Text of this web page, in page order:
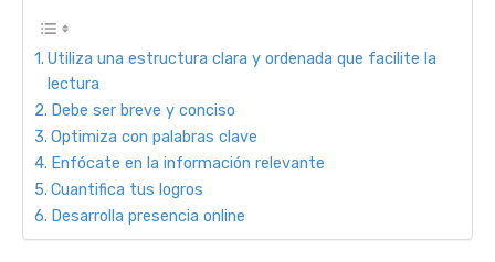
Utiliza una estructura clara y ordenada que facilite la
lectura
Debe ser breve y conciso
Optimiza con palabras clave
Enfócate en la información relevante
Cuantifica tus logros
Desarrolla presencia online